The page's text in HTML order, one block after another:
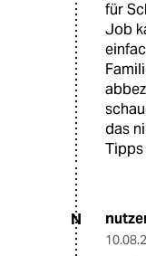
für
Job
das
Tipps
N